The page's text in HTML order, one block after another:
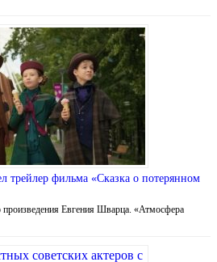
трейлер фильма «Сказка о потерянном
Евгения Шварца. «Атмосфера